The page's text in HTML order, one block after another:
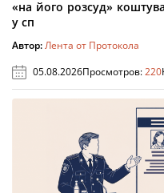
«на його розсуд»
у сп
Автор:Лента от Протокола
05.08.2026Просмотров:220